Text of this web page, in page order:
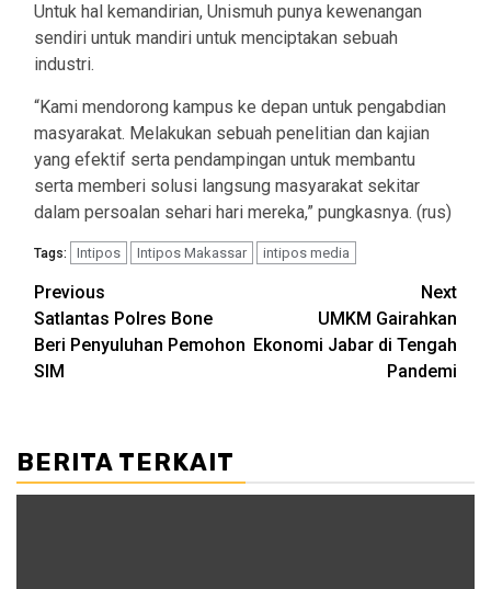
Untuk hal kemandirian, Unismuh punya kewenangan
sendiri untuk mandiri untuk menciptakan sebuah
industri.
“Kami mendorong kampus ke depan untuk pengabdian
masyarakat. Melakukan sebuah penelitian dan kajian
yang efektif serta pendampingan untuk membantu
serta memberi solusi langsung masyarakat sekitar
dalam persoalan sehari hari mereka,” pungkasnya. (rus)
Tags: Intipos Intipos Makassar intipos media
Post
navigation
Previous
Satlantas Polres Bone
Beri Penyuluhan Pemohon
SIM
Next
UMKM Gairahkan
Ekonomi Jabar di Tengah
Pandemi
BERITA TERKAIT